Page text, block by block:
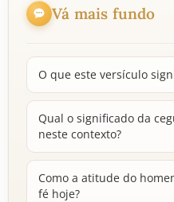
Vá mais fundo
O que este versículo
Qual o significado da
neste contexto?
Como a atitude do
fé hoje?